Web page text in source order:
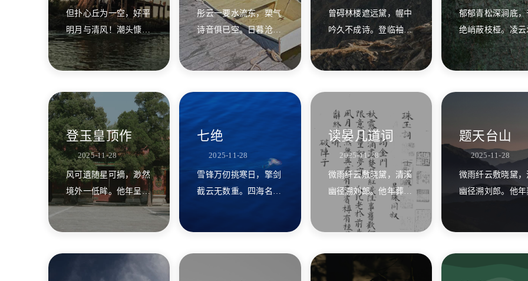
但扑心丘为一空，好平
明月与清风！潮头慷慨
激怀抱，休仄明朝醉醒
中！
彤云一要水流东，槊气
诗音俱已空。日暮沧波
千古意，浩然江上起悲
风。
曾碍林楼遮远黛，幄中
吟久不成诗。登临袖揽
三千岳，腕底虹倾字字
琦。
郁郁青松深涧底，
绝峭蔽枝桠。凌云
沉沦久，而况平
花？
登玉皇顶作
2025-11-28
风可遺随星可摘，渺然
境外一低眸。他年呈我
青云帖，寄在天京第一
七绝
2025-11-28
雪锋万仞挑寒日，擎剑
截云无数重。四海名山
读晏几道词
2025-11-28
微雨纤云敷晓黛，清溪
幽径溯刘郎。他年葬我
蓬山上，后嗣仙乡作故
乡！
题天台山
2025-11-28
微雨纤云敷晓黛，
幽径溯刘郎。他